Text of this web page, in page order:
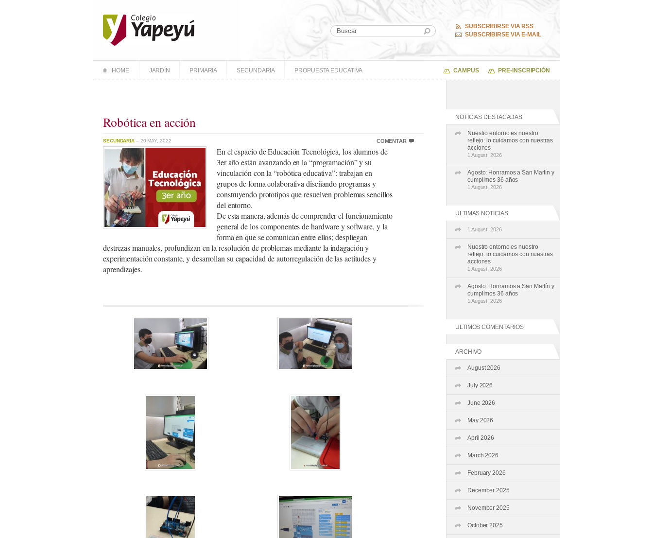
SUBSCRIBIRSE VIA RSS
SUBSCRIBIRSE VIA E-MAIL
HOME JARDÍN PRIMARIA SECUNDARIA PROPUESTA EDUCATIVA CAMPUS PRE-INSCRIPCIÓN
Robótica en acción
SECUNDARIA – 20 MAY, 2022 COMENTAR
En el espacio de Educación Tecnológica, los alumnos de
3er año están avanzando en la “programación” y su
vinculación con la “robótica educativa”: trabajan en
grupos de forma colaborativa diseñando programas y
construyendo prototipos que resuelven problemas sencillos
del entorno.
De esta manera, además de comprender el funcionamiento
general de los componentes de hardware y software, y la
forma en que se comunican entre ellos; despliegan
destrezas manuales, profundizan en la resolución de problemas mediante la indagación y
experimentación constante, y desarrollan su capacidad de autorregulación de las actitudes y
aprendizajes.
NOTICIAS DESTACADAS
Nuestro entorno es nuestro
reflejo: lo cuidamos con nuestras
acciones
1 August, 2026
Agosto: Honramos a San Martín y
cumplimos 36 años
1 August, 2026
ULTIMAS NOTICIAS
1 August, 2026
Nuestro entorno es nuestro
reflejo: lo cuidamos con nuestras
acciones
1 August, 2026
Agosto: Honramos a San Martín y
cumplimos 36 años
1 August, 2026
ULTIMOS COMENTARIOS
ARCHIVO
August 2026
July 2026
June 2026
May 2026
April 2026
March 2026
February 2026
December 2025
November 2025
October 2025